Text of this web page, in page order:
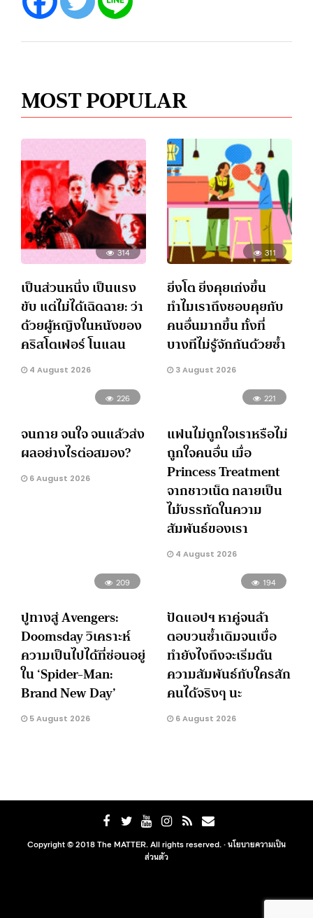
MOST POPULAR
314
เป็นส่วนหนึ่ง เป็นแรง
ขับ แต่ไม่ได้เฉิดฉาย: ว่า
ด้วยผู้หญิงในหนังของ
คริสโตเฟอร์ โนแลน
4 August 2026
311
ยิ่งโต ยิ่งคุยเก่งขึ้น
ทำไมเราถึงชอบคุยกับ
คนอื่นมากขึ้น ทั้งที่
บางทีไม่รู้จักกันด้วยซ้ำ
3 August 2026
226
จนกาย จนใจ จนแล้วส่ง
ผลอย่างไรต่อสมอง?
6 August 2026
221
แฟนไม่ถูกใจเราหรือไม่
ถูกใจคนอื่น เมื่อ
Princess Treatment
จากชาวเน็ต กลายเป็น
ไม้บรรทัดในความ
สัมพันธ์ของเรา
4 August 2026
209
ปูทางสู่ Avengers:
Doomsday วิเคราะห์
ความเป็นไปได้ที่ซ่อนอยู่
ใน ‘Spider-Man:
Brand New Day’
5 August 2026
194
ปัดแอปฯ หาคู่จนล้า
ตอบวนซ้ำเดิมจนเบื่อ
ทำยังไงถึงจะเริ่มต้น
ความสัมพันธ์กับใครสัก
คนได้จริงๆ นะ
6 August 2026
Copyright © 2018 The MATTER. All rights reserved. ·นโยบายความเป็น
ส่วนตัว